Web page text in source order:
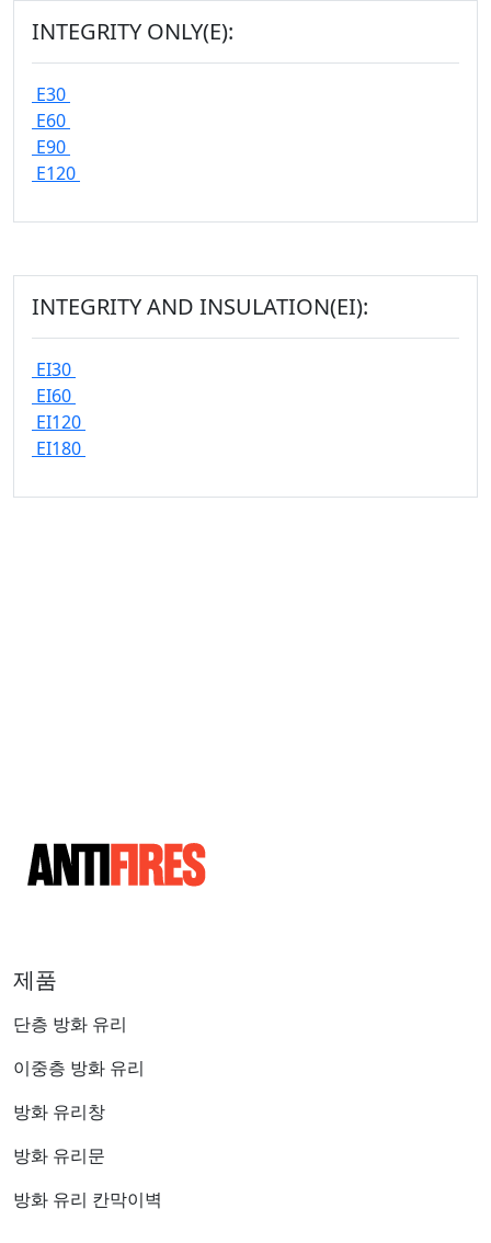
INTEGRITY ONLY(E):
E30
E60
E90
E120
INTEGRITY AND INSULATION(EI):
EI30
EI60
EI120
EI180
제품
단층 방화 유리
이중층 방화 유리
방화 유리창
방화 유리문
방화 유리 칸막이벽